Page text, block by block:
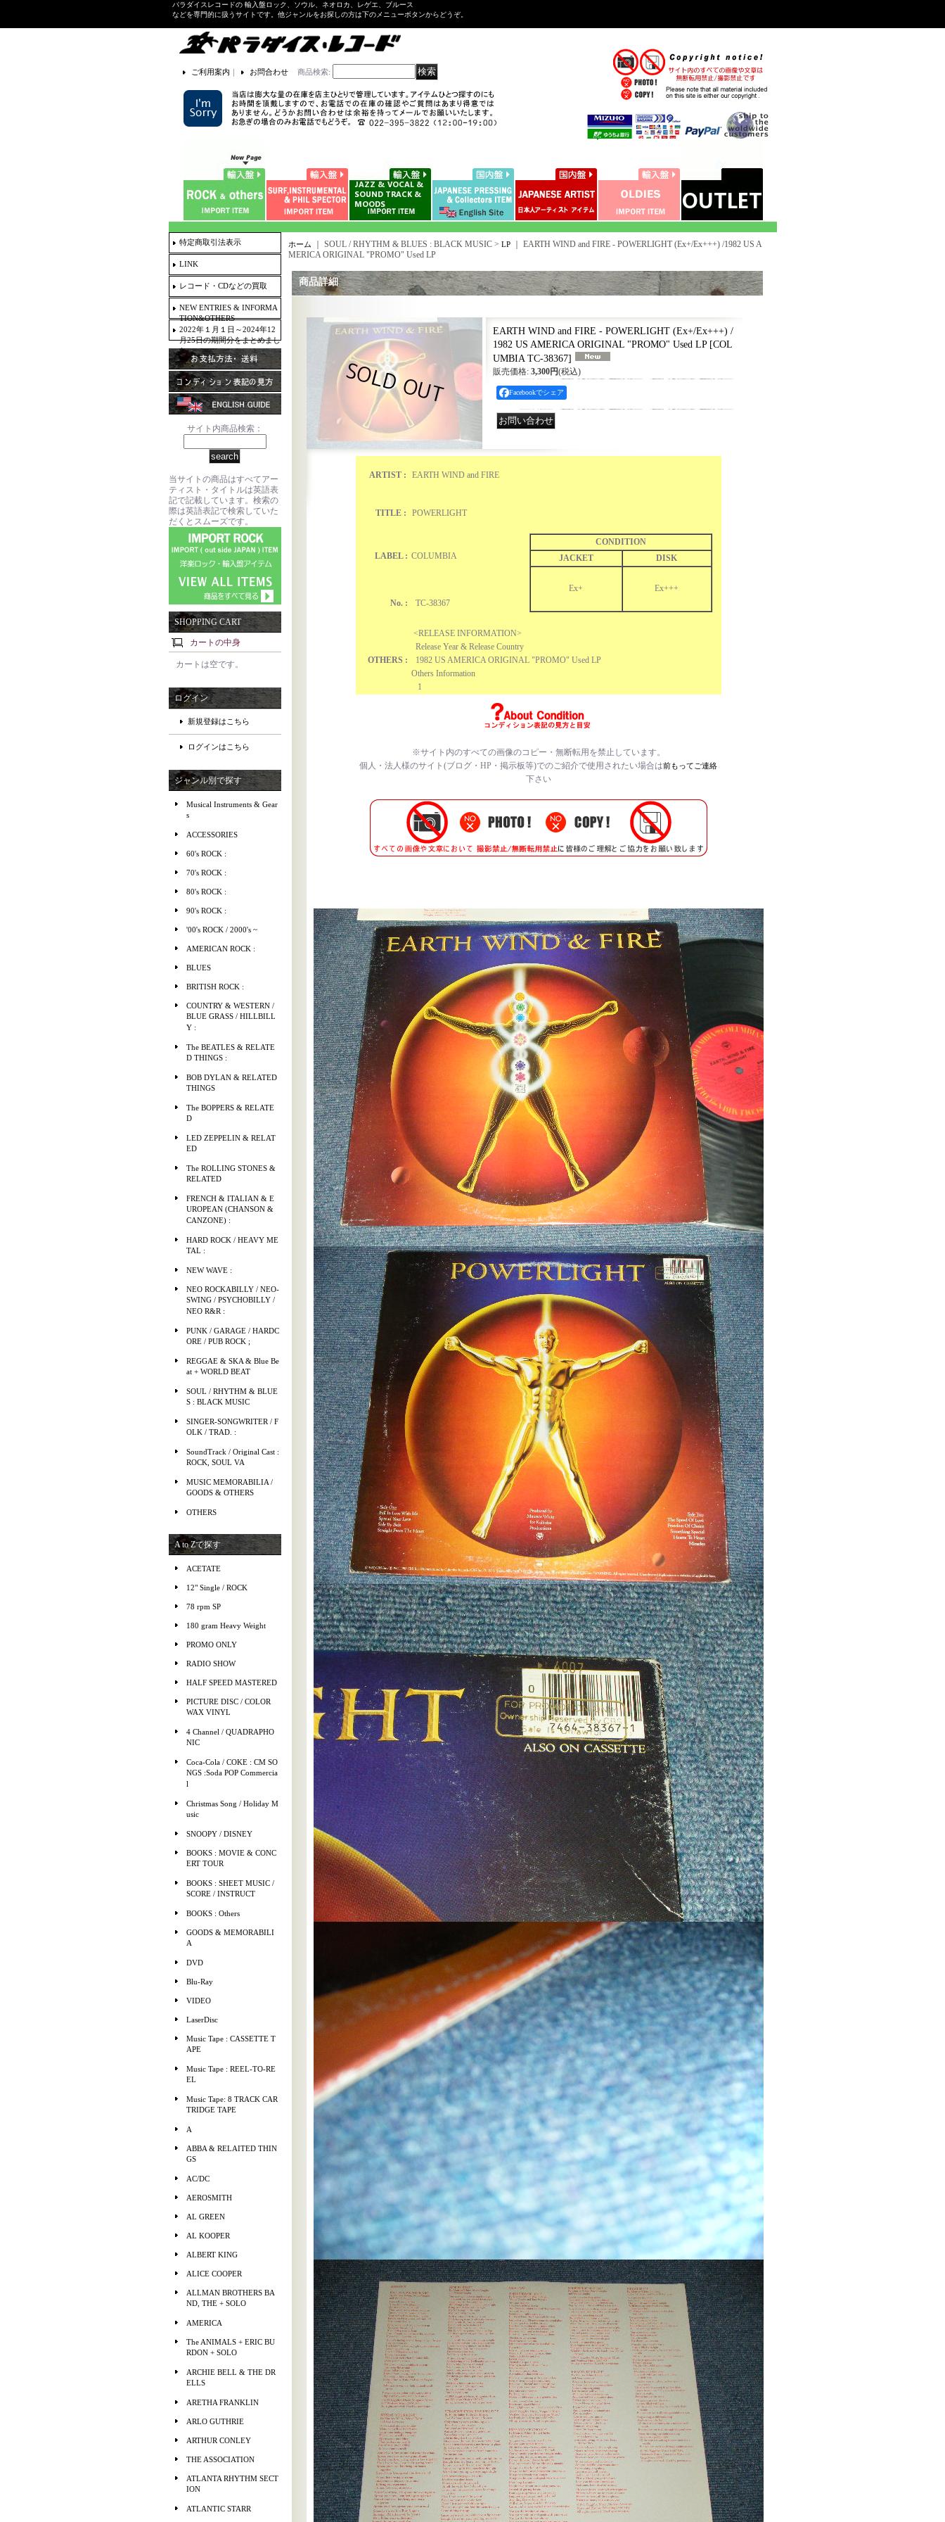
パラダイスレコードの 輸入盤ロック、ソウル、ネオロカ、レゲエ、ブルース
などを専門的に扱うサイトです。他ジャンルをお探しの方は下のメニューボタンからどうぞ。
ご利用案内 ｜ お問合わせ 商品検索:
特定商取引法表示
LINK
レコード・CDなどの買取
NEW ENTRIES & INFORMA
TION&OTHERS
2022年１月１日～2024年12
月25日の期間分をまとめまし
た。
サイト内商品検索：
当サイトの商品はすべてアー
ティスト・タイトルは英語表
記で記載しています。検索の
際は英語表記で検索していた
だくとスムーズです。
SHOPPING CART
カートの中身
カートは空です。
ログイン
新規登録はこちら
ログインはこちら
ジャンル別で探す
Musical Instruments & Gear
s
ACCESSORIES
60's ROCK :
70's ROCK :
80's ROCK :
90's ROCK :
'00's ROCK / 2000's ~
AMERICAN ROCK :
BLUES
BRITISH ROCK :
COUNTRY & WESTERN /
BLUE GRASS / HILLBILL
Y :
The BEATLES & RELATE
D THINGS :
BOB DYLAN & RELATED
THINGS
The BOPPERS & RELATE
D
LED ZEPPELIN & RELAT
ED
The ROLLING STONES &
RELATED
FRENCH & ITALIAN & E
UROPEAN (CHANSON &
CANZONE) :
HARD ROCK / HEAVY ME
TAL :
NEW WAVE :
NEO ROCKABILLY / NEO-
SWING / PSYCHOBILLY /
NEO R&R :
PUNK / GARAGE / HARDC
ORE / PUB ROCK ;
REGGAE & SKA & Blue Be
at + WORLD BEAT
SOUL / RHYTHM & BLUE
S : BLACK MUSIC
SINGER-SONGWRITER / F
OLK / TRAD. :
SoundTrack / Original Cast :
ROCK, SOUL VA
MUSIC MEMORABILIA /
GOODS & OTHERS
OTHERS
A to Zで探す
ACETATE
12" Single / ROCK
78 rpm SP
180 gram Heavy Weight
PROMO ONLY
RADIO SHOW
HALF SPEED MASTERED
PICTURE DISC / COLOR
WAX VINYL
4 Channel / QUADRAPHO
NIC
Coca-Cola / COKE : CM SO
NGS :Soda POP Commercia
l
Christmas Song / Holiday M
usic
SNOOPY / DISNEY
BOOKS : MOVIE & CONC
ERT TOUR
BOOKS : SHEET MUSIC /
SCORE / INSTRUCT
BOOKS : Others
GOODS & MEMORABILI
A
DVD
Blu-Ray
VIDEO
LaserDisc
Music Tape : CASSETTE T
APE
Music Tape : REEL-TO-RE
EL
Music Tape: 8 TRACK CAR
TRIDGE TAPE
A
ABBA & RELAITED THIN
GS
AC/DC
AEROSMITH
AL GREEN
AL KOOPER
ALBERT KING
ALICE COOPER
ALLMAN BROTHERS BA
ND, THE + SOLO
AMERICA
The ANIMALS + ERIC BU
RDON + SOLO
ARCHIE BELL & THE DR
ELLS
ARETHA FRANKLIN
ARLO GUTHRIE
ARTHUR CONLEY
THE ASSOCIATION
ATLANTA RHYTHM SECT
ION
ATLANTIC STARR
ホーム ｜ SOUL / RHYTHM & BLUES : BLACK MUSIC > LP
EARTH WIND and FIRE - POWERLIGHT (Ex+/Ex+++) /1982 US A
MERICA ORIGINAL "PROMO" Used LP
商品詳細
EARTH WIND and FIRE - POWERLIGHT (Ex+/Ex+++) /
1982 US AMERICA ORIGINAL "PROMO" Used LP [COL
UMBIA TC-38367]
販売価格: 3,300円(税込)
Facebookでシェア
ARTIST : EARTH WIND and FIRE
TITLE : POWERLIGHT
LABEL : COLUMBIA
CONDITION
JACKET
DISK
Ex+
Ex+++
No. :
TC-38367
OTHERS :
<RELEASE INFORMATION>
Release Year & Release Country
1982 US AMERICA ORIGINAL "PROMO" Used LP
Others Information
1
※サイト内のすべての画像のコピー・無断転用を禁止しています。
個人・法人様のサイト(ブログ・HP・掲示板等)でのご紹介で使用されたい場合は前もってご連絡
下さい